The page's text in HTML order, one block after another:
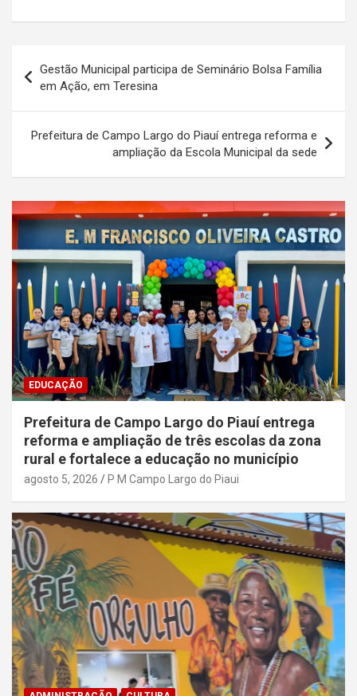
de
Post
Gestão Municipal participa de Seminário Bolsa Família
em Ação, em Teresina
Prefeitura de Campo Largo do Piauí entrega reforma e
ampliação da Escola Municipal da sede
EDUCAÇÃO
Prefeitura de Campo Largo do Piauí entrega
reforma e ampliação de três escolas da zona
rural e fortalece a educação no município
agosto 5, 2026 P M Campo Largo do Piaui